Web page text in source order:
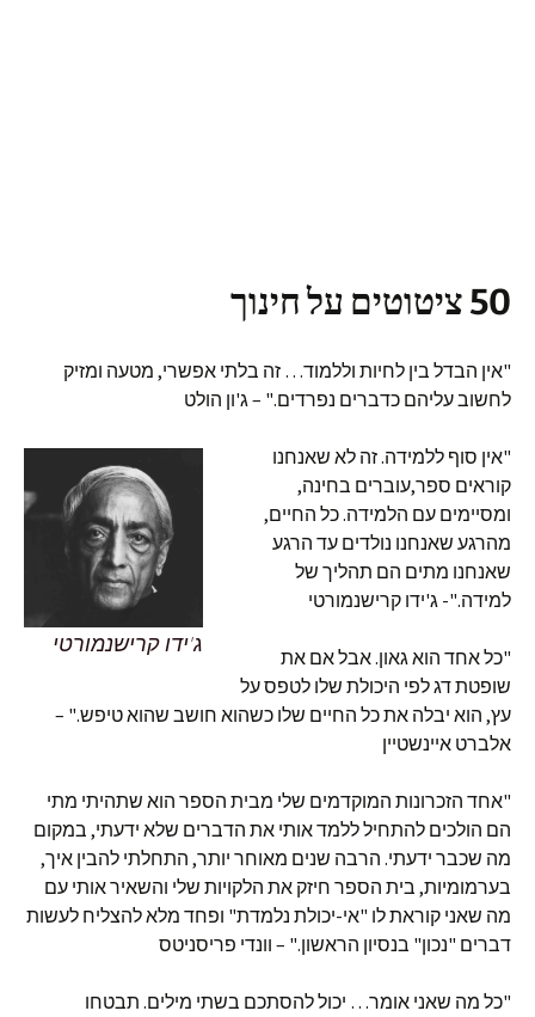
50 ציטוטים על חינוך
"אין הבדל בין לחיות וללמוד… זה בלתי אפשרי, מטעה ומזיק
לחשוב עליהם כדברים נפרדים." – ג'ון הולט
ג'ידו קרישנמורטי
"אין סוף ללמידה. זה לא שאנחנו
קוראים ספר,עוברים בחינה,
ומסיימים עם הלמידה. כל החיים,
מהרגע שאנחנו נולדים עד הרגע
שאנחנו מתים הם תהליך של
למידה."- ג'ידו קרישנמורטי
"כל אחד הוא גאון. אבל אם את
שופטת דג לפי היכולת שלו לטפס על
עץ, הוא יבלה את כל החיים שלו כשהוא חושב שהוא טיפש." –
אלברט איינשטיין
"אחד הזכרונות המוקדמים שלי מבית הספר הוא שתהיתי מתי
הם הולכים להתחיל ללמד אותי את הדברים שלא ידעתי, במקום
מה שכבר ידעתי. הרבה שנים מאוחר יותר, התחלתי להבין איך,
בערמומיות, בית הספר חיזק את הלקויות שלי והשאיר אותי עם
מה שאני קוראת לו "אי-יכולת נלמדת" ופחד מלא להצליח לעשות
דברים "נכון" בנסיון הראשון." – וונדי פריסניטס
"כל מה שאני אומר… יכול להסתכם בשתי מילים. תבטחו